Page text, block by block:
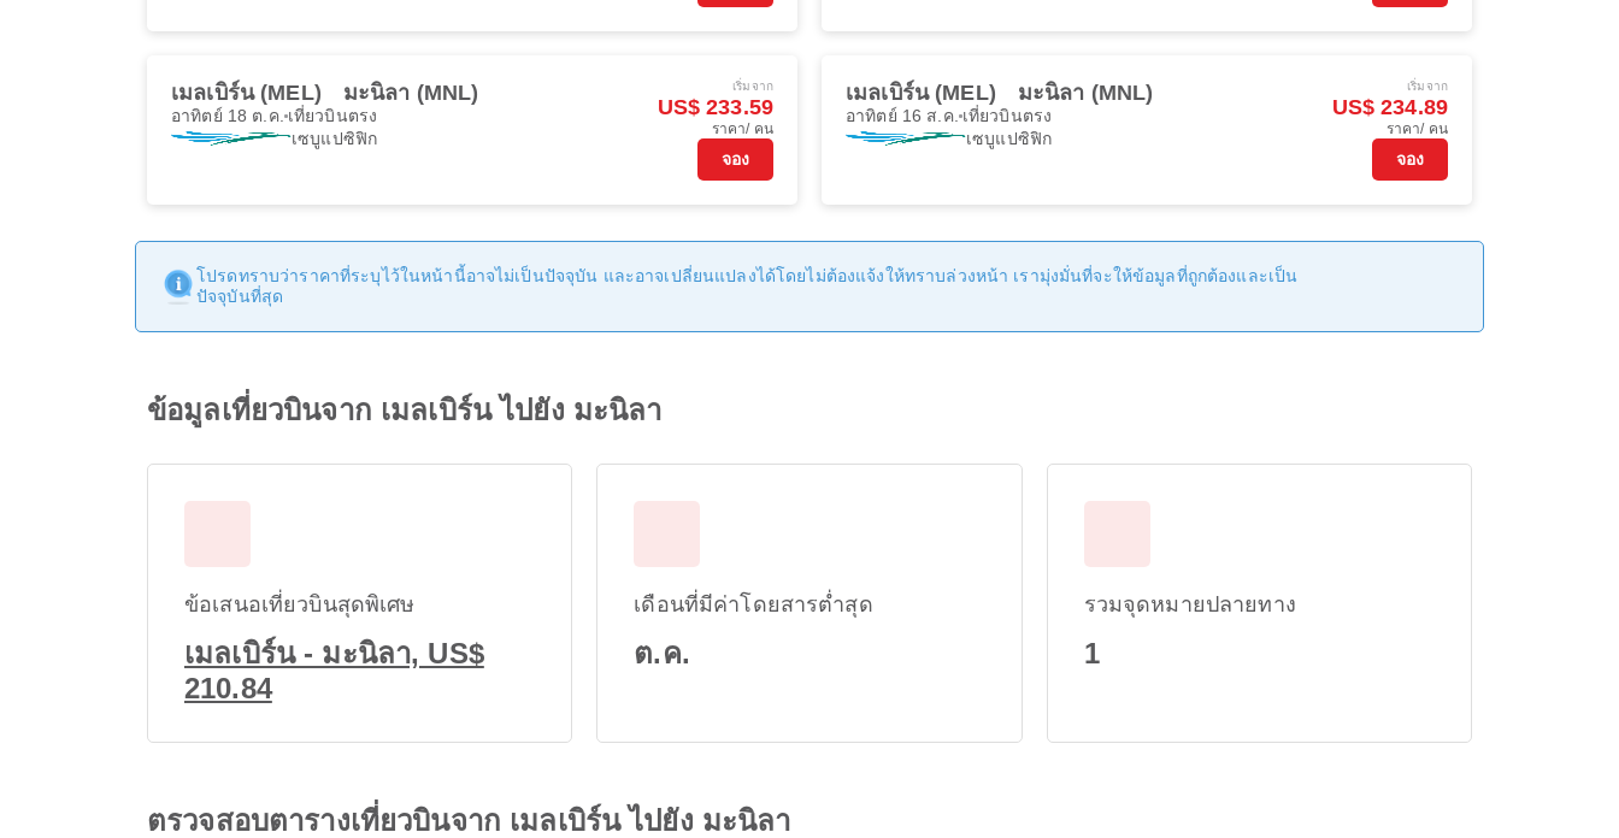
เมลเบิร์น (MEL) มะนิลา (MNL)
อาทิตย์ 18 ต.ค. เที่ยวบินตรง
เซบูแปซิฟิก
เริ่มจาก
US$ 233.59
ราคา/ คน
จอง
เมลเบิร์น (MEL) มะนิลา (MNL)
อาทิตย์ 16 ส.ค. เที่ยวบินตรง
เซบูแปซิฟิก
เริ่มจาก
US$ 234.89
ราคา/ คน
จอง
โปรดทราบว่าราคาที่ระบุไว้ในหน้านี้อาจไม่เป็นปัจจุบัน และอาจเปลี่ยนแปลงได้โดยไม่ต้องแจ้งให้ทราบล่วงหน้า เรามุ่งมั่นที่จะให้ข้อมูลที่ถูกต้องและเป็น
ปัจจุบันที่สุด
ข้อมูลเที่ยวบินจาก เมลเบิร์น ไปยัง มะนิลา
ข้อเสนอเที่ยวบินสุดพิเศษ
เมลเบิร์น - มะนิลา, US$
210.84
เดือนที่มีค่าโดยสารต่ำสุด
ต.ค.
รวมจุดหมายปลายทาง
1
ตรวจสอบตารางเที่ยวบินจาก เมลเบิร์น ไปยัง มะนิลา